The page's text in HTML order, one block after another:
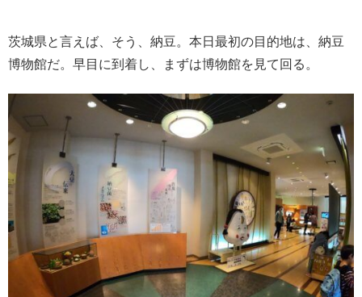
茨城県と言えば、そう、納豆。本日最初の目的地は、納豆
博物館だ。早目に到着し、まずは博物館を見て回る。